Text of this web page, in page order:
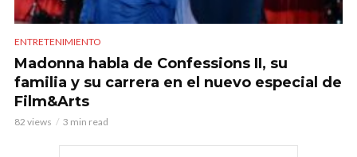
ENTRETENIMIENTO
Madonna habla de Confessions II, su
familia y su carrera en el nuevo especial de
Film&Arts
82 views 3 min read